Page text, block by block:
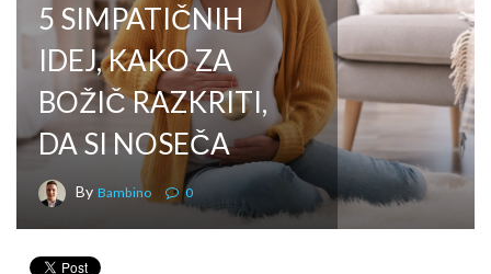
5 SIMPATIČNIH
IDEJ, KAKO ZA
BOŽIČ RAZKRITI,
DA SI NOSEČA
By Bambino 0